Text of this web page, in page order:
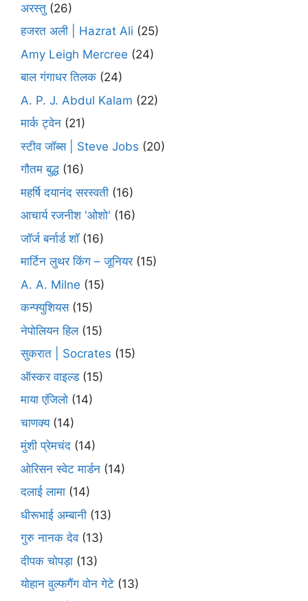
अरस्तु (26)
हजरत अली | Hazrat Ali (25)
Amy Leigh Mercree (24)
बाल गंगाधर तिलक (24)
A. P. J. Abdul Kalam (22)
मार्क ट्वेन (21)
स्टीव जॉब्स | Steve Jobs (20)
गौतम बुद्ध (16)
महर्षि दयानंद सरस्वती (16)
आचार्य रजनीश 'ओशो' (16)
जॉर्ज बर्नार्ड शॉ(16)
मार्टिन लुथर किंग – जूनियर(15)
A. A. Milne (15)
कन्फ्युशियस(15)
नेपोलियन हिल(15)
सुकरात | Socrates (15)
ऑस्कर वाइल्ड(15)
माया एंजिलो (14)
चाणक्य(14)
मुंशी प्रेमचंद (14)
ओरिसन स्‍वेट मार्डन (14)
दलाई लामा (14)
धीरूभाई अम्बानी (13)
गुरु नानक देव(13)
दीपक चोपड़ा (13)
योहान वुल्फगैंग वोन गेटे (13)